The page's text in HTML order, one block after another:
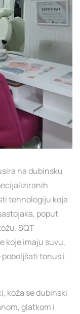
na dubinsku
tehnologiju koja
poput
SQT
koje imaju suvu,
poboljšati tonus i
koža se dubinski
glatkom i